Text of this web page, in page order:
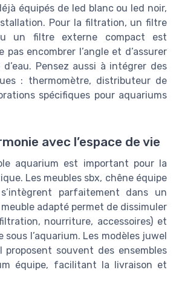
équipés de led blanc ou led noir,
Pour la filtration, un filtre
un filtre externe compact est
pas encombrer l’angle et d’assurer
Pensez aussi à intégrer des
: thermomètre, distributeur de
spécifiques pour aquariums
avec l’espace de vie
aquarium est important pour la
Les meubles sbx, chêne équipe
parfaitement dans un
adapté permet de dissimuler
nourriture, accessoires) et
sous l’aquarium. Les modèles juwel
proposent souvent des ensembles
équipe, facilitant la livraison et